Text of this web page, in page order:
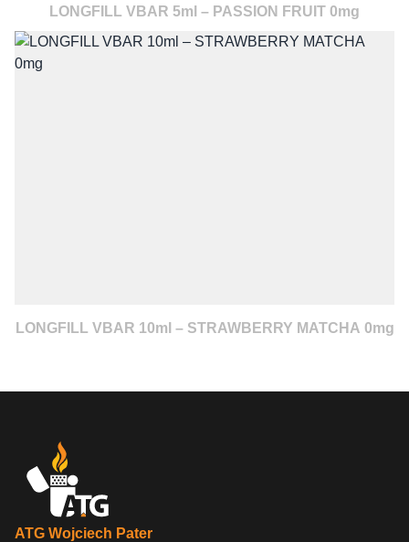
LONGFILL VBAR 5ml – PASSION FRUIT 0mg
LONGFILL VBAR 10ml – STRAWBERRY MATCHA 0mg
ATG Wojciech Pater